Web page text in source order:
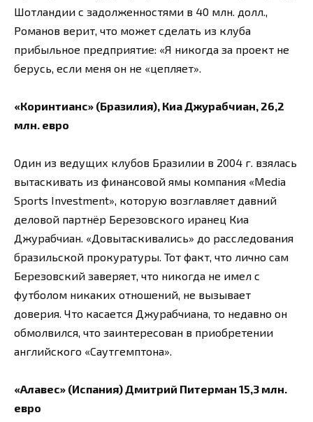
Шотландии с задолженностями в 40 млн. долл.,
Романов верит, что может сделать из клуба
прибыльное предприятие: «Я никогда за проект не
берусь, если меня он не «цепляет».
«Коринтианс» (Бразилия), Киа Джурабчиан, 26,2
млн. евро
Один из ведущих клубов Бразилии в 2004 г. взялась
вытаскивать из финансовой ямы компания «Media
Sports Investment», которую возглавляет давний
деловой партнёр Березовского иранец Киа
Джурабчиан. «Довытаскивались» до расследования
бразильской прокуратуры. Тот факт, что лично сам
Березовский заверяет, что никогда не имел с
футболом никаких отношений, не вызывает
доверия. Что касается Джурабчиана, то недавно он
обмолвился, что заинтересован в приобретении
английского «Саутгемптона».
«Алавес» (Испания) Дмитрий Питерман 15,3 млн.
евро